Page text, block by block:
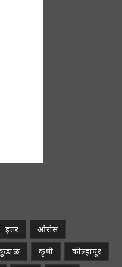
इतर
ओरोस
कृषी
कोल्हापूर